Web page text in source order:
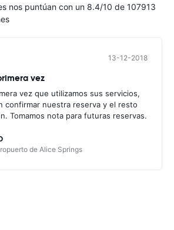
nos puntúan con un 8.4/10 de 107913
13-12-2018
vez
vez que utilizamos sus servicios,
confirmar nuestra reserva y el resto
Tomamos nota para futuras reservas.
de Alice Springs